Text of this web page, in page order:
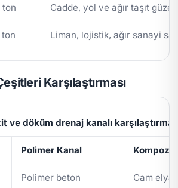
ton Cadde, yol ve ağır taşıt
Liman, lojistik, ağır sanayi
Karşılaştırması
ve döküm drenaj kanalı
Polimer Kanal Kompozit
Polimer beton Cam